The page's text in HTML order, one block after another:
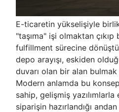
E-ticaretin yükselişiyle
"taşıma" işi olmaktan
fulfillment sürecine
depo arayışı, eskiden
duvarı olan bir alan bulmak
Modern anlamda bu
sahip, gelişmiş
siparişin hazırlandığı